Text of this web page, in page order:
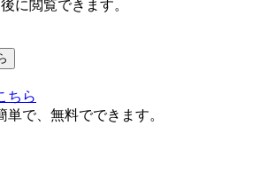
に閲覧できます。
で、無料でできます。